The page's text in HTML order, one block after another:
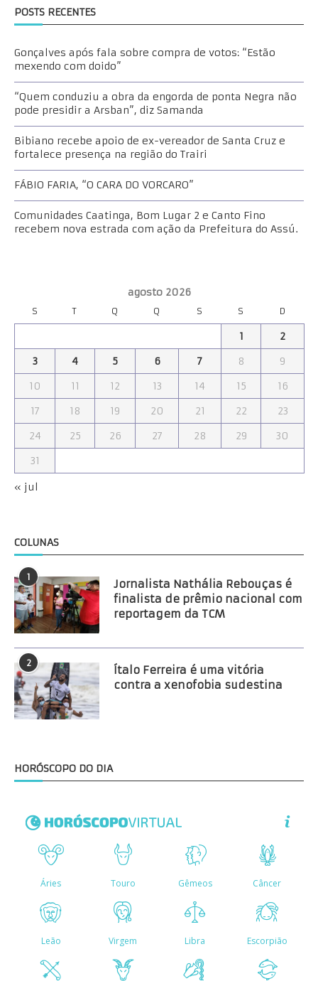
POSTS RECENTES
Gonçalves após fala sobre compra de votos: “Estão
mexendo com doido”
“Quem conduziu a obra da engorda de ponta Negra não
pode presidir a Arsban”, diz Samanda
Bibiano recebe apoio de ex-vereador de Santa Cruz e
fortalece presença na região do Trairi
FÁBIO FARIA, “O CARA DO VORCARO”
Comunidades Caatinga, Bom Lugar 2 e Canto Fino
recebem nova estrada com ação da Prefeitura do Assú.
agosto 2026
S T Q Q S S D
1
2
3
4 5 6 7 8
9
10
11 12 13 14 15
16
17
18 19 20 21 22
23
24
25 26 27 28 29
30
31
« jul
COLUNAS
1
Jornalista Nathália Rebouças é
finalista de prêmio nacional com
reportagem da TCM
2
Ítalo Ferreira é uma vitória
contra a xenofobia sudestina
HORÓSCOPO DO DIA